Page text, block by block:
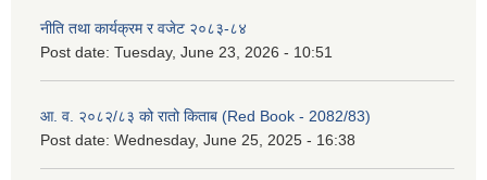
नीति तथा कार्यक्रम र वजेट २०८३-८४
Post date: Tuesday, June 23, 2026 - 10:51
आ. व. २०८२/८३ को रातो किताब (Red Book - 2082/83)
Post date: Wednesday, June 25, 2025 - 16:38